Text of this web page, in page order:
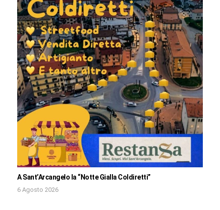
A Sant’Arcangelo la “Notte Gialla Coldiretti”
6 Agosto 2026